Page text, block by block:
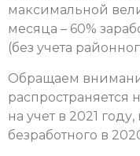
максимальной
месяца – 60%
(без учета
Обращаем
распространяется
на учет в 2021
безработного в